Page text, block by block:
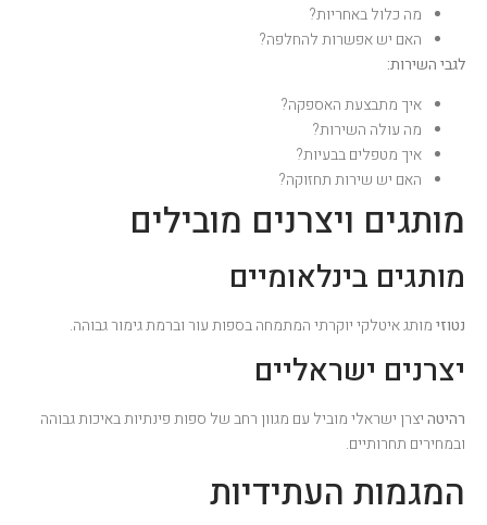
מה כלול באחריות?
האם יש אפשרות להחלפה?
לגבי השירות:
איך מתבצעת האספקה?
מה עולה השירות?
איך מטפלים בבעיות?
האם יש שירות תחזוקה?
מותגים ויצרנים מובילים
מותגים בינלאומיים
נטוזימותג איטלקי יוקרתי המתמחה בספות עור וברמת גימור גבוהה.
יצרנים ישראליים
רהיטהיצרן ישראלי מוביל עם מגוון רחב של ספות פינתיות באיכות גבוהה
ובמחירים תחרותיים.
המגמות העתידיות